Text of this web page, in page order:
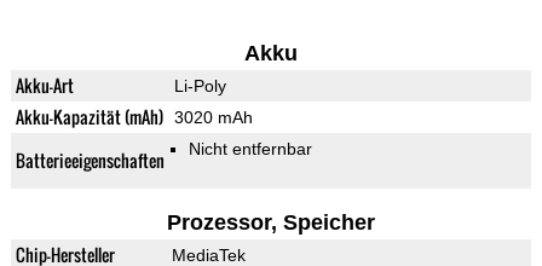
Akku
Akku-Art Li-Poly
Akku-Kapazität (mAh) 3020 mAh
Batterieeigenschaften Nicht entfernbar
Prozessor, Speicher
Chip-Hersteller MediaTek